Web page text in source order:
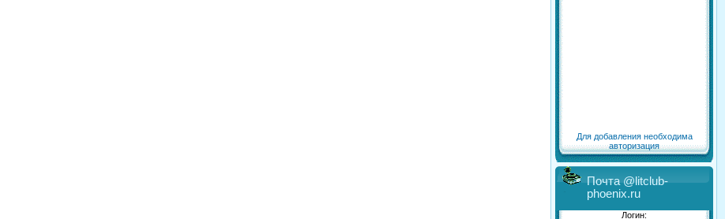
Для добавления необходима
авторизация
Почта @litclub-
phoenix.ru
Логин: